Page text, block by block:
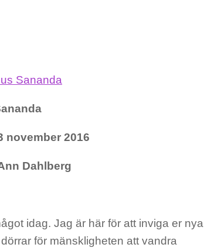
november 2016
Dahlberg
idag. Jag är här för att inviga er nya
för mänskligheten att vandra